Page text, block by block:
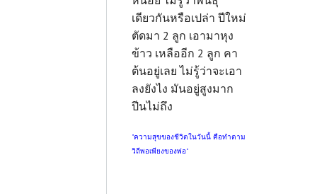
เดียวกันหรือเปล่า ปีใหม่
ตัดมา 2 ลูก เอามาหุง
ข้าว เหลืออีก 2 ลูก คา
ต้นอยู่เลย ไม่รู้ว่าจะเอา
ลงยังไง มันอยู่สูงมาก
ปีนไม่ถึง
"ความสุขของชีวิตในวันนี้ คือทำตาม
วิถีพอเพียงของพ่อ"